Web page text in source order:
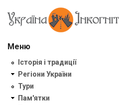
Меню
Історія і традиції
Регіони України
Тури
Пам'ятки